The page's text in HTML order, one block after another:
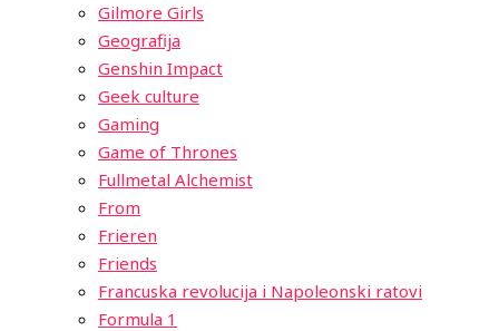
Gilmore Girls
Geografija
Genshin Impact
Geek culture
Gaming
Game of Thrones
Fullmetal Alchemist
From
Frieren
Friends
Francuska revolucija i Napoleonski ratovi
Formula 1